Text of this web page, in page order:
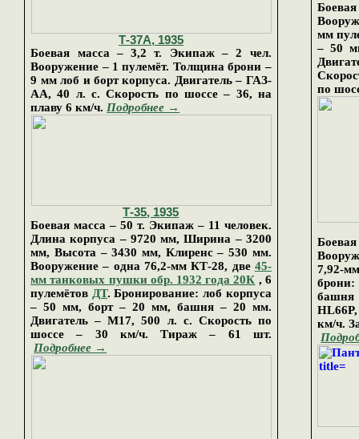
Т-37А, 1935
Боевая масса – 3,2 т. Экипаж – 2 чел.
Вооружение – 1 пулемёт. Толщина брони –
9 мм лоб и борт корпуса. Двигатель – ГАЗ-
АА, 40 л. с. Скорость по шоссе – 36, на
плаву 6 км/ч. Подробнее →
Т-35, 1935
Боевая масса – 50 т. Экипаж – 11 человек.
Длина корпуса – 9720 мм, Ширина – 3200
мм, Высота – 3430 мм, Клиренс – 530 мм.
Вооружение – одна 76,2-мм КТ-28, две 45-
мм танковых пушки обр. 1932 года 20К , 6
пулемётов ДТ. Бронирование: лоб корпуса
– 50 мм, борт – 20 мм, башня – 20 мм.
Двигатель – М17, 500 л. с. Скорость по
шоссе – 30 км/ч. Тираж – 61 шт.
Подробнее →
мм
– 50
по
7,92-
брони:
км/ч.